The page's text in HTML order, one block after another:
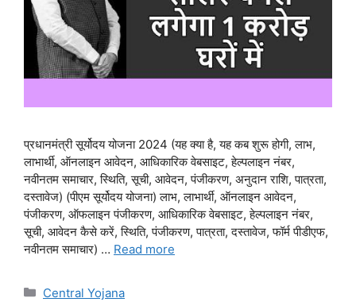
प्रधानमंत्री सूर्योदय योजना 2024 (यह क्या है, यह कब शुरू होगी, लाभ,
लाभार्थी, ऑनलाइन आवेदन, आधिकारिक वेबसाइट, हेल्पलाइन नंबर,
नवीनतम समाचार, स्थिति, सूची, आवेदन, पंजीकरण, अनुदान राशि, पात्रता,
दस्तावेज) (पीएम सूर्योदय योजना) लाभ, लाभार्थी, ऑनलाइन आवेदन,
पंजीकरण, ऑफलाइन पंजीकरण, आधिकारिक वेबसाइट, हेल्पलाइन नंबर,
सूची, आवेदन कैसे करें, स्थिति, पंजीकरण, पात्रता, दस्तावेज, फॉर्म पीडीएफ,
नवीनतम समाचार) … Read more
Categories
Central Yojana